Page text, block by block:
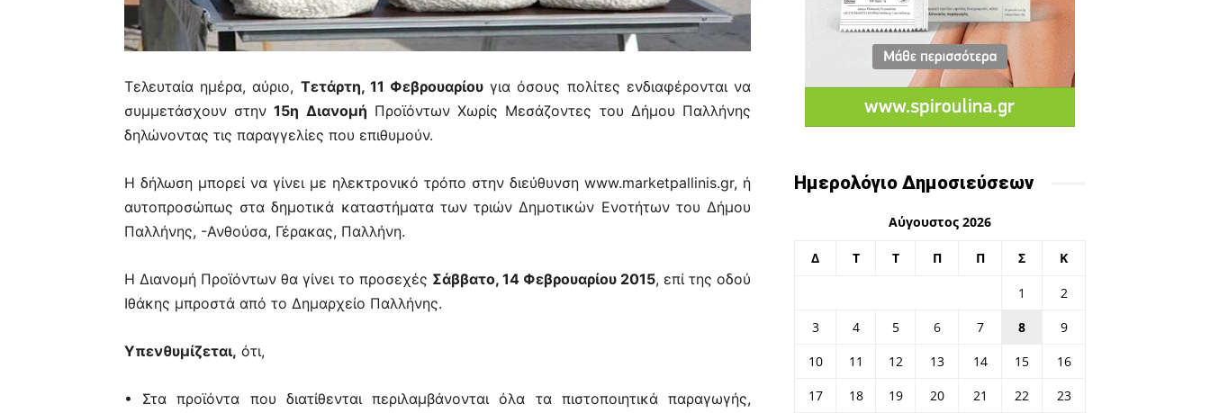
Τελευταία ημέρα, αύριο, Τετάρτη, 11 Φεβρουαρίου για όσους πολίτες ενδιαφέρονται να
συμμετάσχουν στην15η Διανομή Προϊόντων Χωρίς Μεσάζοντες του Δήμου Παλλήνης
δηλώνοντας τις παραγγελίες που επιθυμούν.
Η δήλωση μπορεί να γίνει με ηλεκτρονικό τρόπο στην διεύθυνση www.marketpallinis.gr, ή
αυτοπροσώπως στα δημοτικά καταστήματα των τριών Δημοτικών Ενοτήτων του Δήμου
Παλλήνης, -Ανθούσα, Γέρακας, Παλλήνη.
Η Διανομή Προϊόντων θα γίνει το προσεχές Σάββατο, 14 Φεβρουαρίου 2015, επί της οδού
Ιθάκης μπροστά από το Δημαρχείο Παλλήνης.
Υπενθυμίζεται, ότι,
• Στα προϊόντα που διατίθενται περιλαμβάνονται όλα τα πιστοποιητικά παραγωγής,
Ημερολόγιο Δημοσιεύσεων
Αύγουστος 2026
Δ Τ Τ Π Π Σ Κ
1
2
3
4 5 6 7 8
9
10
11 12 13 14 15
16
17
18 19 20 21 22
23